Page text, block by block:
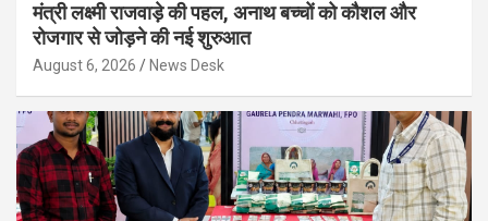
मंत्री लक्ष्मी राजवाड़े की पहल, अनाथ बच्चों को कौशल और
रोजगार से जोड़ने की नई शुरुआत
August 6, 2026 News Desk